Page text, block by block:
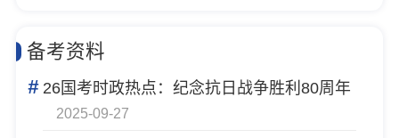
备考资料
#26国考时政热点：纪念抗日战争胜利80周年
2025-09-27